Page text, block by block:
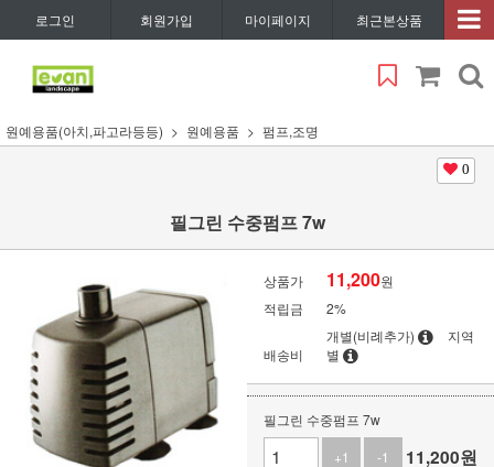
로그인 회원가입 마이페이지 최근본상품
원예용품(아치,파고라등등) 원예용품 펌프,조명
0
필그린 수중펌프 7w
상품가 11,200원
적립금
2%
배송비
개별(비례추가)
지역
별
필그린 수중펌프 7w
+1
-1 11,200원